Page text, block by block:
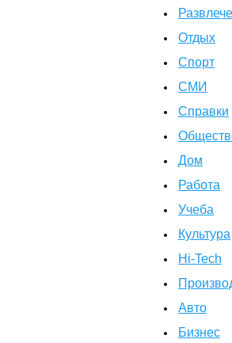
Отдых
Спорт
СМИ
Справки
Дом
Работа
Учеба
Культура
Hi-Tech
Авто
Бизнес